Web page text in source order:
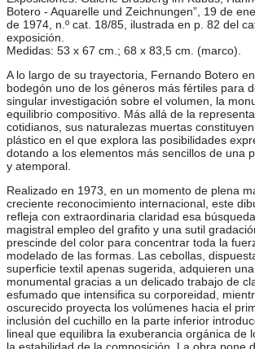
Botero - Aquarelle und Zeichnungen”, 19 de
de 1974, n.º cat. 18/85, ilustrada en p. 82 del
exposición.
Medidas: 53 x 67 cm.; 68 x 83,5 cm. (marco).
A lo largo de su trayectoria, Fernando Botero
bodegón uno de los géneros más fértiles para
singular investigación sobre el volumen, la
equilibrio compositivo. Más allá de la
cotidianos, sus naturalezas muertas
plástico en el que explora las posibilidades
dotando a los elementos más sencillos de una
y atemporal.
Realizado en 1973, en un momento de plena
creciente reconocimiento internacional, este
refleja con extraordinaria claridad esa
magistral empleo del grafito y una sutil
prescinde del color para concentrar toda la
modelado de las formas. Las cebollas,
superficie textil apenas sugerida, adquieren
monumental gracias a un delicado trabajo de
esfumado que intensifica su corporeidad,
oscurecido proyecta los volúmenes hacia el
inclusión del cuchillo en la parte inferior
lineal que equilibra la exuberancia orgánica de